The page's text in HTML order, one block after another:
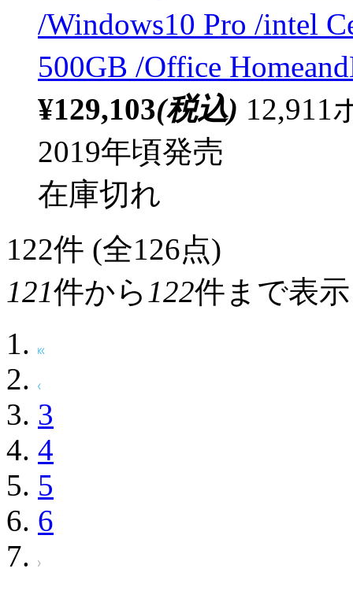
/Windows10 Pro /intel
500GB /Office
¥129,103(税込) 12,911
2019年頃発売
在庫切れ
122件 (全126点)
121件から 122件まで表示
3
4
5
6